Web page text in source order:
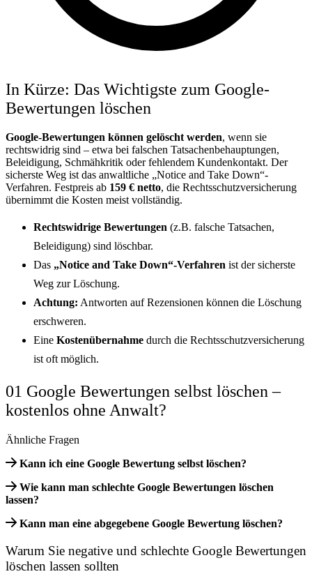
In Kürze: Das Wichtigste zum Google-
Bewertungen löschen
Google-Bewertungen können gelöscht werden, wenn sie
rechtswidrig sind – etwa bei falschen Tatsachenbehauptungen,
Beleidigung, Schmähkritik oder fehlendem Kundenkontakt. Der
sicherste Weg ist das anwaltliche „Notice and Take Down“-
Verfahren. Festpreis ab 159 € netto, die Rechtsschutzversicherung
übernimmt die Kosten meist vollständig.
Rechtswidrige Bewertungen (z.B. falsche Tatsachen,
Beleidigung) sind löschbar.
Das „Notice and Take Down“-Verfahren ist der sicherste
Weg zur Löschung.
Achtung: Antworten auf Rezensionen können die Löschung
erschweren.
Eine Kostenübernahme durch die Rechtsschutzversicherung
ist oft möglich.
01 Google Bewertungen selbst löschen –
kostenlos ohne Anwalt?
Ähnliche Fragen
Kann ich eine Google Bewertung selbst löschen?
Wie kann man schlechte Google Bewertungen löschen
lassen?
Kann man eine abgegebene Google Bewertung löschen?
Warum Sie negative und schlechte Google Bewertungen
löschen lassen sollten